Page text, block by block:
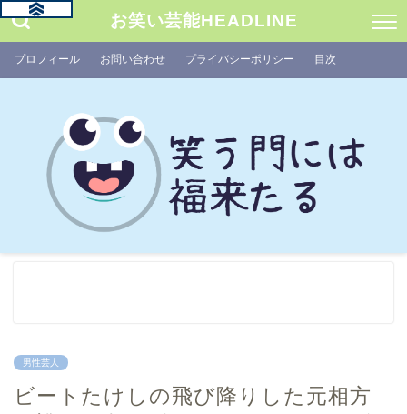
お笑い芸能HEADLINE
プロフィール お問い合わせ プライバシーポリシー 目次
男性芸人
ビートたけしの飛び降りした元相方